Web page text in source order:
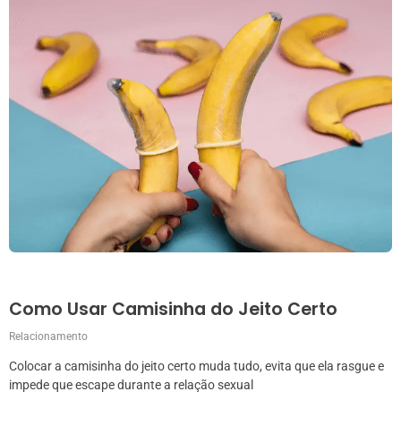
Como Usar Camisinha do Jeito Certo
Relacionamento
Colocar a camisinha do jeito certo muda tudo, evita que ela rasgue e
impede que escape durante a relação sexual